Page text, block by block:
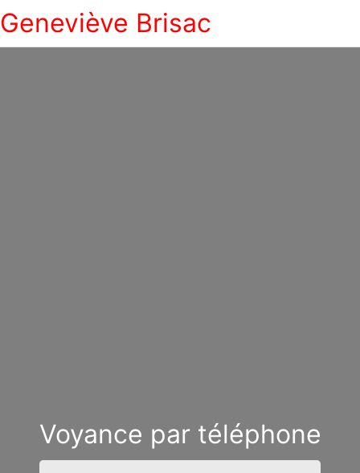
Geneviève Brisac
Voyance par téléphone